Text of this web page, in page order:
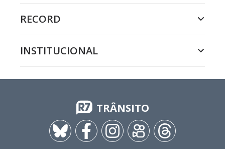
RECORD
INSTITUCIONAL
TRÂNSITO